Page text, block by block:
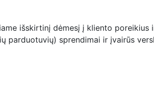
išskirtinį dėmesį į kliento
parduotuvių) sprendimai ir įvairūs